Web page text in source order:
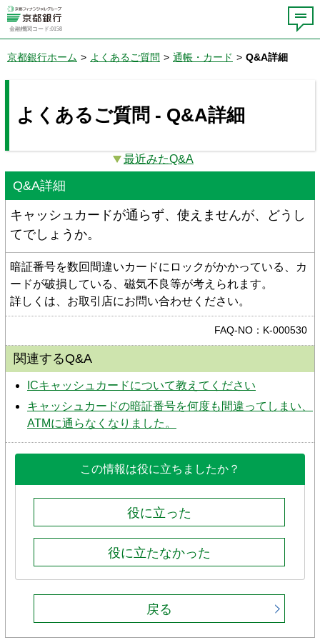
金融機関コード:0158
京都銀行ホーム > よくあるご質問 > 通帳・カード > Q&A詳細
よくあるご質問 - Q&A詳細
最近みたQ&A
Q&A詳細
キャッシュカードが通らず、使えませんが、どうし
てでしょうか。
暗証番号を数回間違いカードにロックがかかっている、カ
ードが破損している、磁気不良等が考えられます。
詳しくは、お取引店にお問い合わせください。
FAQ-NO：K-000530
関連するQ&A
ICキャッシュカードについて教えてください
キャッシュカードの暗証番号を何度も間違ってしまい、
ATMに通らなくなりました。
この情報は役に立ちましたか？
役に立った
役に立たなかった
戻る